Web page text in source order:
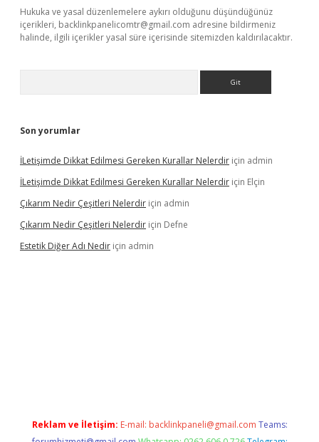
Hukuka ve yasal düzenlemelere aykırı olduğunu düşündüğünüz
içerikleri, backlinkpanelicomtr@gmail.com adresine bildirmeniz
halinde, ilgili içerikler yasal süre içerisinde sitemizden kaldırılacaktır.
Son yorumlar
İLetişimde Dikkat Edilmesi Gereken Kurallar Nelerdir için admin
İLetişimde Dikkat Edilmesi Gereken Kurallar Nelerdir için Elçin
Çıkarım Nedir Çeşitleri Nelerdir için admin
Çıkarım Nedir Çeşitleri Nelerdir için Defne
Estetik Diğer Adı Nedir için admin
Reklam ve İletişim: E-mail: backlinkpaneli@gmail.com Teams: